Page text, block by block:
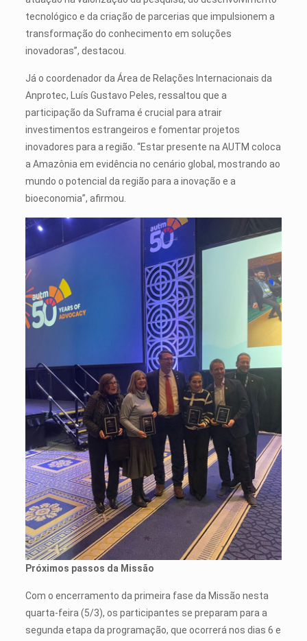
tecnológico e da criação de parcerias que impulsionem a
transformação do conhecimento em soluções
inovadoras”, destacou.
Já o coordenador da Área de Relações Internacionais da
Anprotec, Luís Gustavo Peles, ressaltou que a
participação da Suframa é crucial para atrair
investimentos estrangeiros e fomentar projetos
inovadores para a região. “Estar presente na AUTM coloca
a Amazônia em evidência no cenário global, mostrando ao
mundo o potencial da região para a inovação e a
bioeconomia”, afirmou.
Próximos passos da Missão
Com o encerramento da primeira fase da Missão nesta
quarta-feira (5/3), os participantes se preparam para a
segunda etapa da programação, que ocorrerá nos dias 6 e